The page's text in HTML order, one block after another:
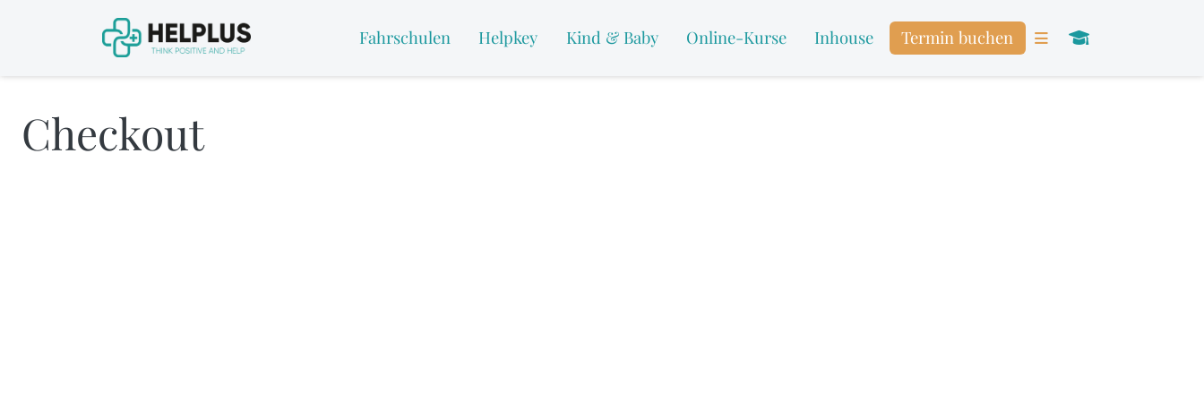
Fahrschulen Helpkey Kind & Baby Online-Kurse Inhouse Termin buchen
Checkout